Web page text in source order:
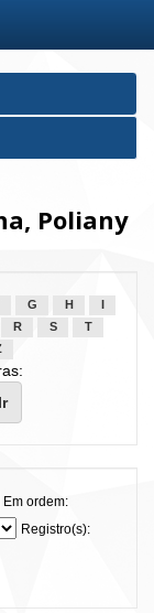
Poliany
G H
R S
T
Em ordem:
Registro(s):